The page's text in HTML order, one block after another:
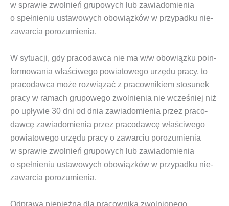
w spra­wie zwol­nień gru­po­wych lub zawia­do­mie­nia
o speł­nie­niu usta­wo­wych obo­wiąz­ków w przy­pad­ku nie­
za­war­cia porozumienia.
W sytu­acji, gdy pra­co­daw­ca nie ma w/w obo­wiąz­ku poin­
for­mo­wa­nia wła­ści­we­go powia­to­we­go urzę­du pra­cy, to
pra­co­daw­ca może roz­wią­zać z pra­cow­ni­kiem sto­su­nek
pra­cy w ramach gru­po­we­go zwol­nie­nia nie wcze­śniej niż
po upły­wie 30 dni od dnia zawia­do­mie­nia przez pra­co­
daw­cę zawia­do­mie­nia przez pra­co­daw­cę wła­ści­we­go
powia­to­we­go urzę­du pra­cy o zawar­ciu poro­zu­mie­nia
w spra­wie zwol­nień gru­po­wych lub zawia­do­mie­nia
o speł­nie­niu usta­wo­wych obo­wiąz­ków w przy­pad­ku nie­
za­war­cia porozumienia.
Odprawa pieniężna dla pracownika zwolnionego